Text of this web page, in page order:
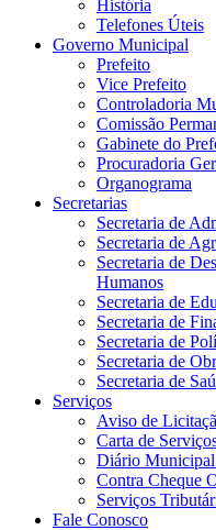
História
Telefones Úteis
Governo Municipal
Prefeito
Vice Prefeito
Controladoria
Comissão
Gabinete do
Procuradoria
Organograma
Secretarias
Secretaria de
Secretaria de
Secretaria de
Humanos
Secretaria de
Secretaria de
Secretaria de
Secretaria de
Secretaria de
Serviços
Aviso de
Carta de
Diário
Contra Cheque
Serviços
Fale Conosco